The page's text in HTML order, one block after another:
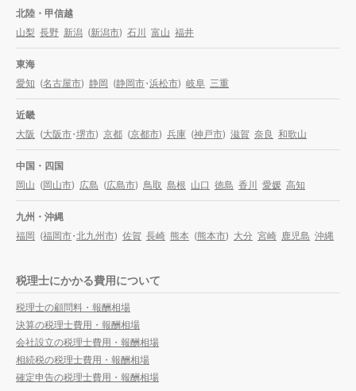
北陸・甲信越
山梨 長野 新潟 (新潟市) 石川 富山 福井
東海
愛知 (名古屋市) 静岡 (静岡市・浜松市) 岐阜 三重
近畿
大阪 (大阪市・堺市) 京都 (京都市) 兵庫 (神戸市) 滋賀 奈良 和歌山
中国・四国
岡山 (岡山市) 広島 (広島市) 鳥取 島根 山口 徳島 香川 愛媛 高知
九州・沖縄
福岡 (福岡市・北九州市) 佐賀 長崎 熊本 (熊本市) 大分 宮崎 鹿児島 沖縄
税理士にかかる費用について
税理士の顧問料・報酬相場
決算の税理士費用・報酬相場
会社設立の税理士費用・報酬相場
相続税の税理士費用・報酬相場
確定申告の税理士費用・報酬相場